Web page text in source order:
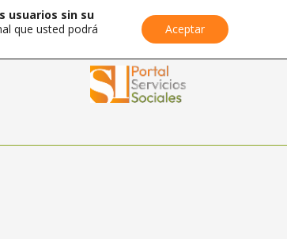
usuarios sin su
que usted podrá
Aceptar